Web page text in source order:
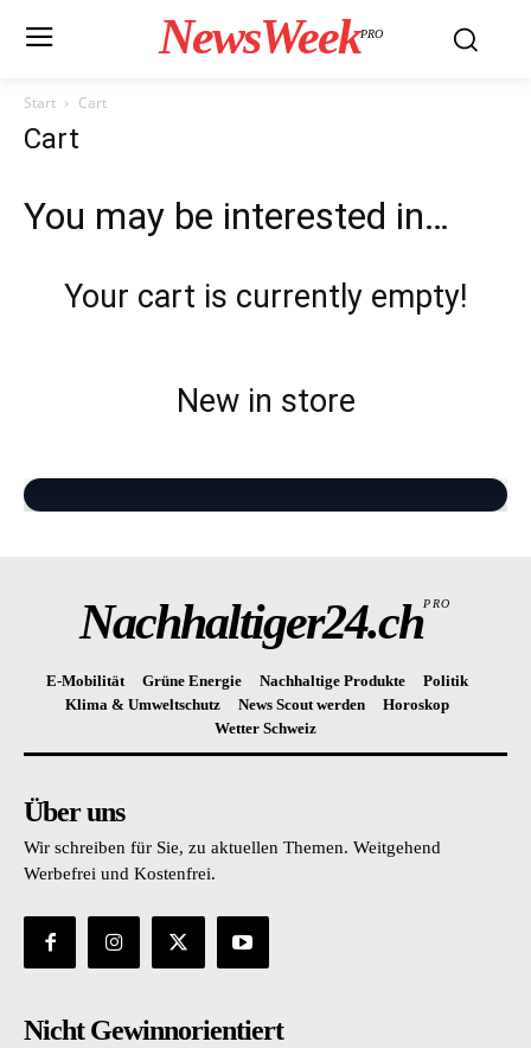
NewsWeekPRO
Start Cart
Cart
You may be interested in…
Your cart is currently empty!
New in store
Nachhaltiger24.chPRO
E-Mobilität Grüne Energie Nachhaltige Produkte
Politik
Klima & Umweltschutz
News Scout werden
Horoskop
Wetter Schweiz
Über uns
Wir schreiben für Sie, zu aktuellen Themen. Weitgehend
Werbefrei und Kostenfrei.
Nicht Gewinnorientiert